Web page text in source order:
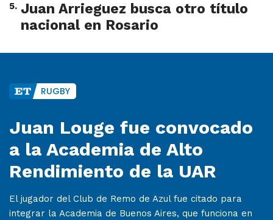
5. Juan Arrieguez busca otro título
nacional en Rosario
RUGBY
Juan Louge fue convocado
a la Academia de Alto
Rendimiento de la UAR
El jugador del Club de Remo de Azul fue citado para
integrar la Academia de Buenos Aires, que funciona en